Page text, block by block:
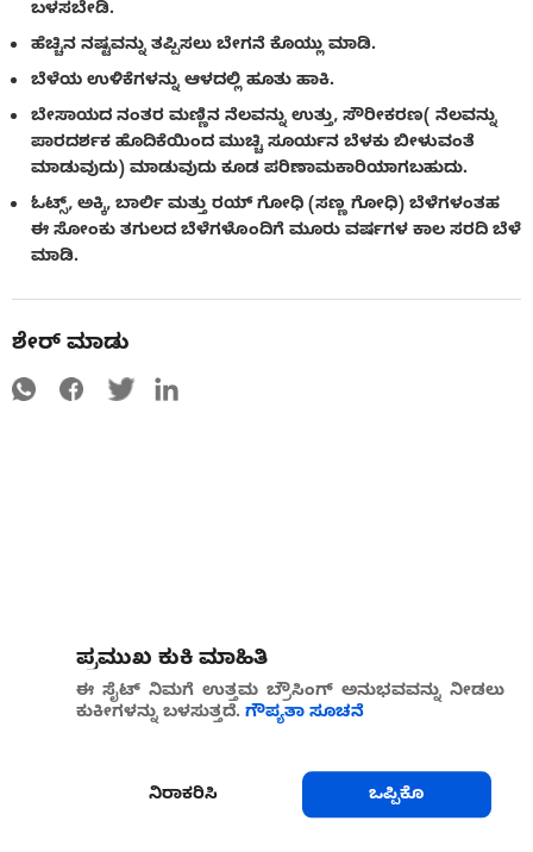
ಬಳಸಬೇಡಿ.
ಹೆಚ್ಚಿನ ನಷ್ಟವನ್ನು ತಪ್ಪಿಸಲು ಬೇಗನೆ ಕೊಯ್ಲು ಮಾಡಿ.
ಬೆಳೆಯ ಉಳಿಕೆಗಳನ್ನು ಆಳದಲ್ಲಿ ಹೂತು ಹಾಕಿ.
ಬೇಸಾಯದ ನಂತರ ಮಣ್ಣಿನ ನೆಲವನ್ನು ಉತ್ತು, ಸೌರೀಕರಣ( ನೆಲವನ್ನು
ಪಾರದರ್ಶಕ ಹೊದಿಕೆಯಿಂದ ಮುಚ್ಚಿ ಸೂರ್ಯನ ಬೆಳಕು ಬೀಳುವಂತೆ
ಮಾಡುವುದು) ಮಾಡುವುದು ಕೂಡ ಪರಿಣಾಮಕಾರಿಯಾಗಬಹುದು.
ಓಟ್ಸ್, ಅಕ್ಕಿ, ಬಾರ್ಲಿ ಮತ್ತು ರಯ್ ಗೋಧಿ (ಸಣ್ಣ ಗೋಧಿ) ಬೆಳೆಗಳಂತಹ
ಈ ಸೋಂಕು ತಗುಲದ ಬೆಳೆಗಳೊಂದಿಗೆ ಮೂರು ವರ್ಷಗಳ ಕಾಲ ಸರದಿ ಬೆಳೆ
ಮಾಡಿ.
ಶೇರ್ ಮಾಡು
ಪ್ರಮುಖ ಕುಕಿ ಮಾಹಿತಿ
ಈ ಸೈಟ್ ನಿಮಗೆ ಉತ್ತಮ ಬ್ರೌಸಿಂಗ್ ಅನುಭವವನ್ನು ನೀಡಲು
ಕುಕೀಗಳನ್ನು ಬಳಸುತ್ತದೆ. ಗೌಪ್ಯತಾ ಸೂಚನೆ
ನಿರಾಕರಿಸಿ ಒಪ್ಪಿಕೊ